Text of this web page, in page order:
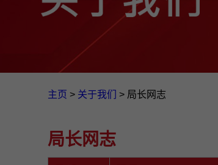
主页 > 关于我们 > 局长网志
局长网志